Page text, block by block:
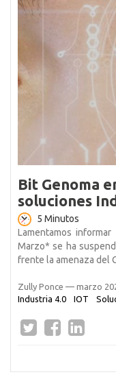
Bit Genoma
soluciones
5 Minutos
Lamentamos
Marzo* se ha
frente la amenaza del
Zully Ponce — marzo
Industria 4.0
IOT